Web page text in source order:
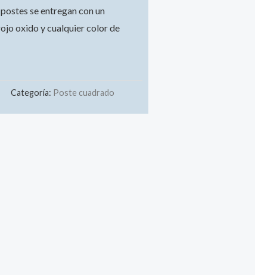
se entregan con un
oxido y cualquier color de
Categoría: Poste cuadrado